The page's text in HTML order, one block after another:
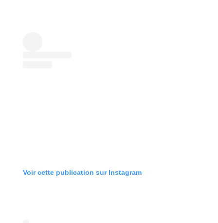
Voir cette publication sur Instagram